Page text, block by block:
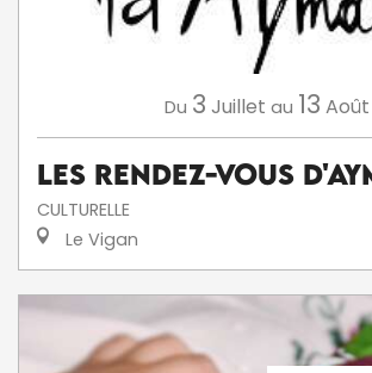
Du 3 Juillet au 13 Août
Les Rendez-Vous
CULTURELLE
Le Vigan